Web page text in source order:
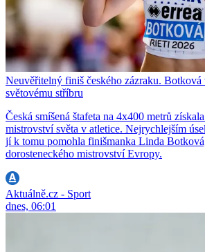
Neuvěřitelný finiš českého zázraku. Botková
světovému stříbru
Česká smíšená štafeta na 4x400 metrů
mistrovství světa v atletice. Nejrychlejším
jí k tomu pomohla finišmanka Linda
dorosteneckého mistrovství Evropy.
Aktuálně.cz - Sport
dnes, 06:01